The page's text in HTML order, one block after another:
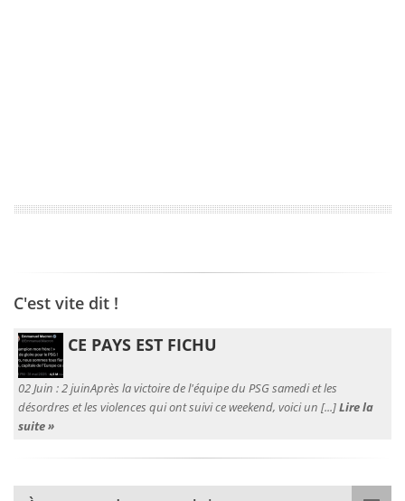
C'est vite dit !
CE PAYS EST FICHU
02 Juin :2 juinAprès la victoire de l'équipe du PSG samedi et les
désordres et les violences qui ont suivi ce weekend, voici un [...]Lire la
suite »